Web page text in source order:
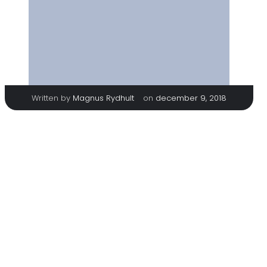
Written by Magnus Rydhult on december 9, 2018